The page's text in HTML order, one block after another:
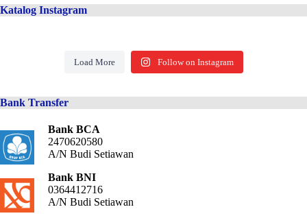
Katalog Instagram
Load More Follow on Instagram
Bank Transfer
Bank BCA
2470620580
A/N Budi Setiawan
Bank BNI
0364412716
A/N Budi Setiawan